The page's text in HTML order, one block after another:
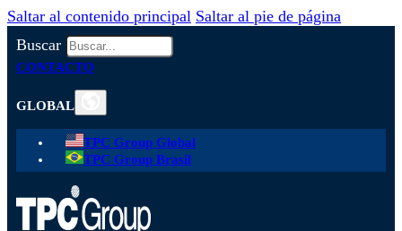
Saltar al contenido principal Saltar al pie de página
Buscar
CONTACTO
GLOBAL
TPC Group Global
TPC Group Brasil